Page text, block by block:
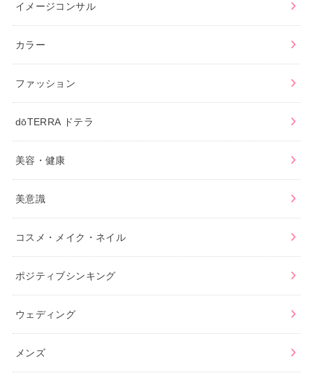
イメージコンサル
カラー
ファッション
dōTERRA ドテラ
美容・健康
美意識
コスメ・メイク・ネイル
ポジティブシンキング
ウェディング
メンズ